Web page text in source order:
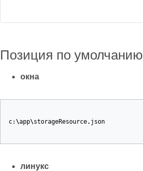
Позиция по умолчанию
окна
c:\app\storageResource. json
линукс